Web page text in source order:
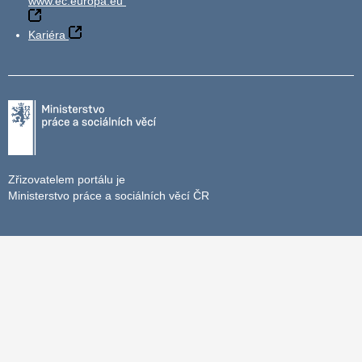
Kariéra
Zřizovatelem portálu je
Ministerstvo práce a sociálních věcí ČR